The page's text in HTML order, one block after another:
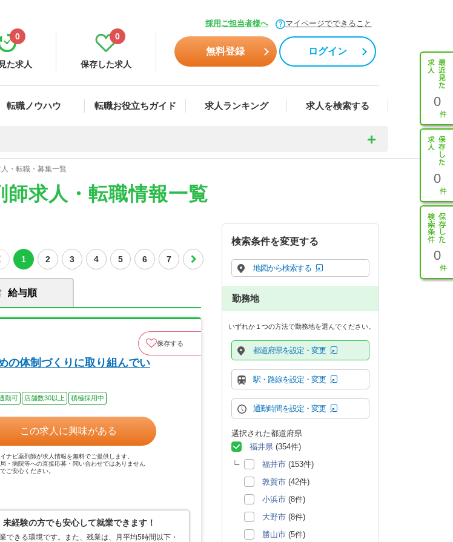
採用ご担当者様へ マイページでできること
た求人
0
保存した求人
0
無料登録 ログイン
転職ノウハウ 転職お役立ちガイド 求人ランキング 求人を検索する 0
0
0
・転職・募集一覧
求人・転職情報一覧
1 2 3 4 5 6 7
給与順
保存する
の体制づくりに取り組んでい
勤可 店舗数30以上 積極採用中
この求人に興味がある
ナビ薬剤師が求人情報を無料でご提供します。
・病院等への直接応募・問い合わせではありません
ご安心ください。
経験の方でも安心して就業できます！
きる環境です。また、残業は、月平均5時間以下・
検索条件を変更する
地図から検索する
勤務地
いずれか１つの方法で勤務地を選んでください。
都道府県を設定・変更
駅・路線を設定・変更
通勤時間を設定・変更
選択された都道府県
福井県 (354件)
福井市 (153件)
敦賀市 (42件)
小浜市 (8件)
大野市 (8件)
勝山市 (5件)